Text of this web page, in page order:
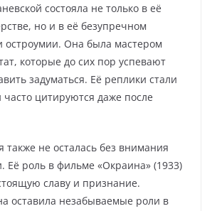
состояла не только в её
но и в её безупречном
остроумии. Она была мастером
которые до сих пор успевают
задуматься. Её реплики стали
цитируются даже после
также не осталась без внимания
Её роль в фильме «Окраина» (1933)
славу и признание.
оставила незабываемые роли в